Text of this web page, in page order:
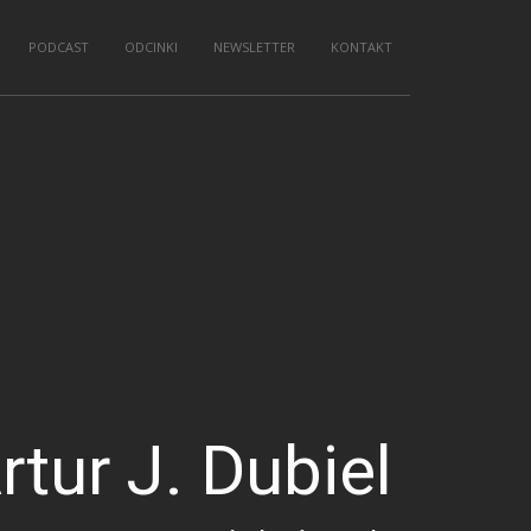
PODCAST ODCINKI NEWSLETTER KONTAKT
J. Dubiel